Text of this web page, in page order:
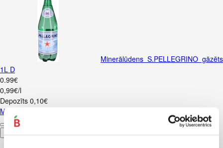
Minerālūdens S.PELLEGRINO gāzēts
1L D
0.99€
0,99€/l
Depozīts 0,10€
Minerālūdens S.PELLEGRINO gāzēts 1L D